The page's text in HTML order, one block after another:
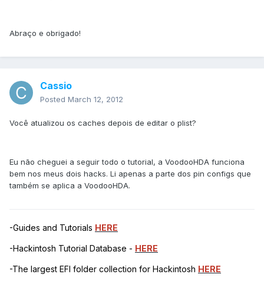
Abraço e obrigado!
Cassio
Posted March 12, 2012
Você atualizou os caches depois de editar o plist?
Eu não cheguei a seguir todo o tutorial, a VoodooHDA funciona
bem nos meus dois hacks. Li apenas a parte dos pin configs que
também se aplica a VoodooHDA.
-Guides and Tutorials HERE
-Hackintosh Tutorial Database - HERE
-The largest EFI folder collection for Hackintosh HERE